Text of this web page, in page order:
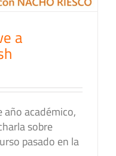
a
año académico,
sobre
pasado en la